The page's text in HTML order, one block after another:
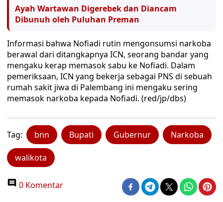
Ayah Wartawan Digerebek dan Diancam
Dibunuh oleh Puluhan Preman
Informasi bahwa Nofiadi rutin mengonsumsi narkoba
berawal dari ditangkapnya ICN, seorang bandar yang
mengaku kerap memasok sabu ke Nofiadi. Dalam
pemeriksaan, ICN yang bekerja sebagai PNS di sebuah
rumah sakit jiwa di Palembang ini mengaku sering
memasok narkoba kepada Nofiadi. (red/jp/dbs)
Tag: bnn Bupati Gubernur Narkoba
walikota
0 Komentar